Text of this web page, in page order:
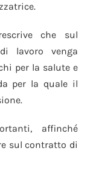
che sul
lavoro venga
per la salute e
per la quale il
affinché
sul contratto di